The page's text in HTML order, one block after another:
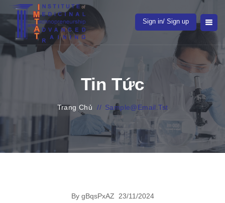
Sign in/ Sign up
Tin Tức
Trang Chủ // Sample@email.tst
By gBqsPxAZ 23/11/2024